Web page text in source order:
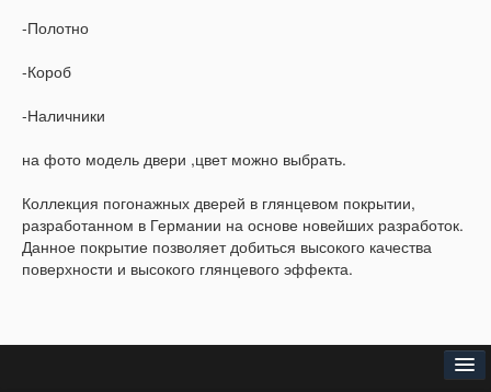
-Полотно
-Короб
-Наличники
на фото модель двери ,цвет можно выбрать.
Коллекция погонажных дверей в глянцевом покрытии,
разработанном в Германии на основе новейших разработок.
Данное покрытие позволяет добиться высокого качества
поверхности и высокого глянцевого эффекта.